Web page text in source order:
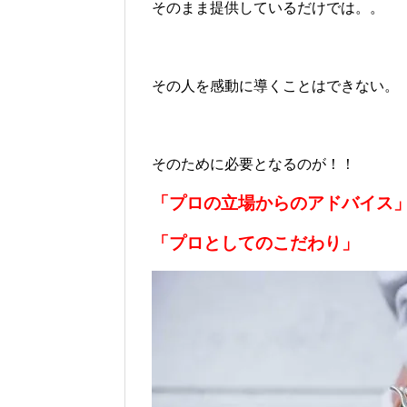
そのまま提供しているだけでは。。
その人を感動に導くことはできない。
そのために必要となるのが！！
「プロの立場からのアドバイス
「プロとしてのこだわり」